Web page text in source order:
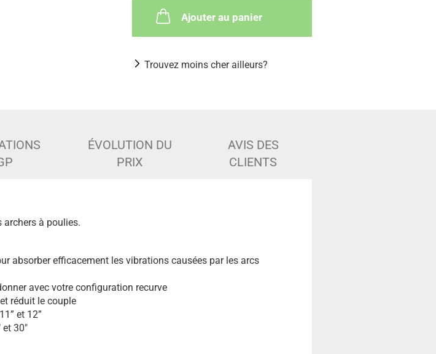
Ajouter au panier
Trouvez moins cher ailleurs?
ÉVOLUTION DU
PRIX
AVIS DES
CLIENTS
archers à poulies.
absorber efficacement les vibrations causées par les arcs
avec votre configuration recurve
réduit le couple
et 12”
et 30"